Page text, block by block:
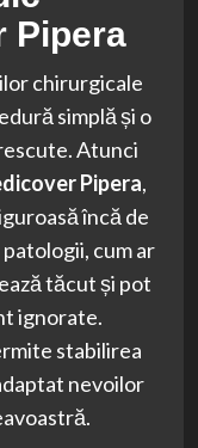
Pipera
chirurgicale
simplă și o
Atunci
Pipera,
încă de
cum ar
tăcut și pot
ignorate.
stabilirea
nevoilor